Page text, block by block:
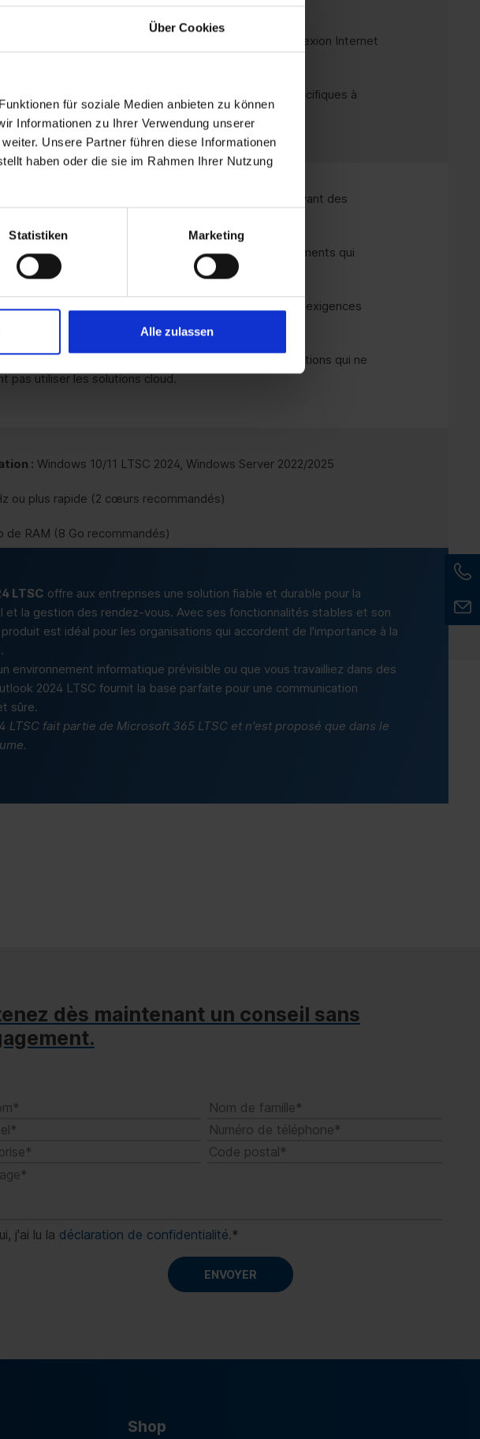
Über Cookies
für soziale Medien anbieten zu können
Informationen zu Ihrer Verwendung unserer
Unsere Partner führen diese Informationen
haben oder die sie im Rahmen Ihrer Nutzung
Statistiken Marketing
Alle zulassen
Pleinement utilisable même sans connexion Internet
Prise en charge des réglementations spécifiques à
Idéal pour les organisations ayant des
et industrielles :
Parfaites pour les environnements qui
stables sans changements fréquents.
des finances :
optimal pour les secteurs ayant des exigences
sécurité et de protection des données.
sur site :
meilleur choix pour les organisations qui ne
pas utiliser les solutions cloud.
: Windows 10/11 LTSC 2024, Windows Server 2022/2025
ou plus rapide (2 cœurs recommandés)
de RAM (8 Go recommandés)
LTSC offre aux entreprises une solution fiable et durable pour la
et la gestion des rendez-vous. Avec ses fonctionnalités stables et son
est idéal pour les organisations qui accordent de l'importance à la
environnement informatique prévisible ou que vous travailliez dans des
2024 LTSC fournit la base parfaite pour une communication
sûre.
LTSC fait partie de Microsoft 365 LTSC et n'est proposé que dans le
dès maintenant un conseil sans
j'ai lu la déclaration de confidentialité.*
Shop